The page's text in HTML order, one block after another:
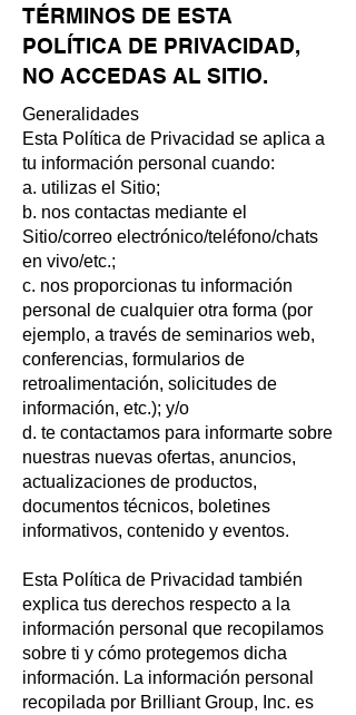
TÉRMINOS DE ESTA
POLÍTICA DE PRIVACIDAD,
NO ACCEDAS AL SITIO.
Generalidades
Esta Política de Privacidad se aplica a
tu información personal cuando:
a. utilizas el Sitio;
b. nos contactas mediante el
Sitio/correo electrónico/teléfono/chats
en vivo/etc.;
c. nos proporcionas tu información
personal de cualquier otra forma (por
ejemplo, a través de seminarios web,
conferencias, formularios de
retroalimentación, solicitudes de
información, etc.); y/o
d. te contactamos para informarte sobre
nuestras nuevas ofertas, anuncios,
actualizaciones de productos,
documentos técnicos, boletines
informativos, contenido y eventos.
Esta Política de Privacidad también
explica tus derechos respecto a la
información personal que recopilamos
sobre ti y cómo protegemos dicha
información. La información personal
recopilada por Brilliant Group, Inc. es